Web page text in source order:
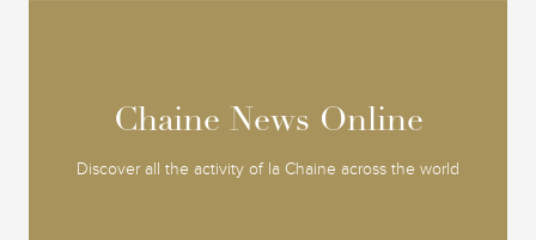
Chaine News Online
Discover all the activity of la Chaine across the world
Chaine News Online